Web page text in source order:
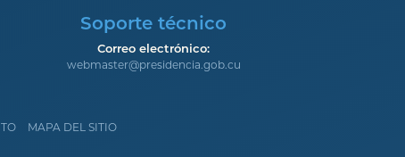
Soporte técnico
Correo electrónico:
webmaster@presidencia.gob.cu
MAPA DEL SITIO